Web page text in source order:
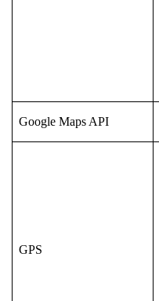
Google Maps API
GPS